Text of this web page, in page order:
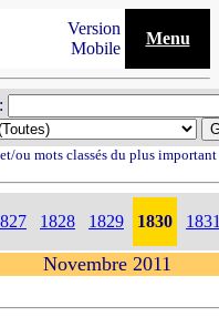
Version
Mobile
Menu
ou mots classés du plus
1828 1829 1830
Novembre 2011